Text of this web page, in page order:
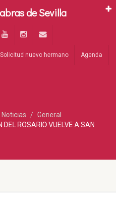
Solicitud nuevo hermano Agenda
Noticias
General
DEL ROSARIO VUELVE A SAN
de Sevilla